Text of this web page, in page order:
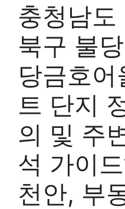
충청남도
북구 불
당금호
트 단지
의 및 주
석 가이
천안, 부